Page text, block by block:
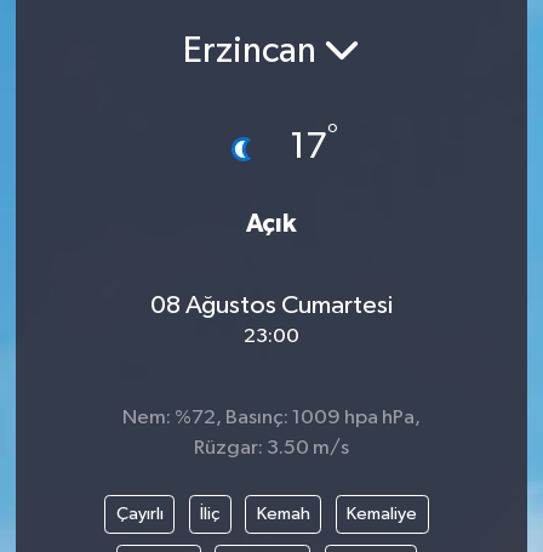
Erzincan
17°
Açık
08 Ağustos Cumartesi
23:00
Nem: %72, Basınç: 1009 hpa hPa,
Rüzgar: 3.50 m/s
Çayırlı İliç Kemah Kemaliye